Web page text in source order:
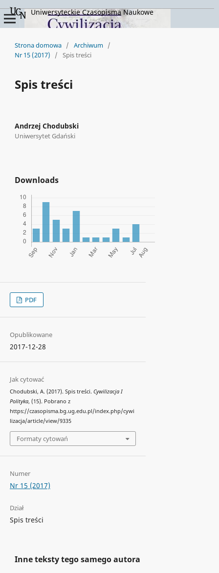
Uniwersyteckie Czasopisma Naukowe
Strona domowa / Archiwum /
Nr 15 (2017)
/ Spis treści
Spis treści
Andrzej Chodubski
Uniwersytet Gdański
Downloads
PDF
Opublikowane
2017-12-28
Jak cytować
Chodubski, A. (2017). Spis treści. Cywilizacja I
Polityka, (15). Pobrano z
https://czasopisma.bg.ug.edu.pl/index.php/cywi
lizacja/article/view/9335
Formaty cytowań
Numer
Nr 15 (2017)
Dział
Spis treści
Inne teksty tego samego autora